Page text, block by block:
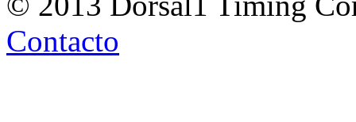
Contacto